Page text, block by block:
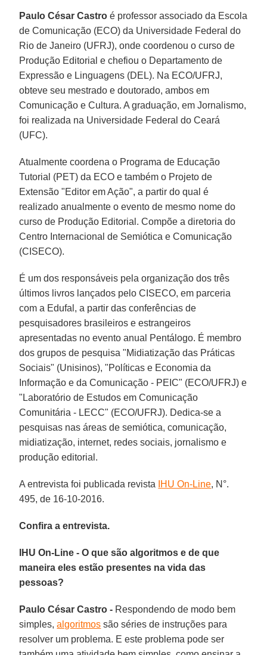
Paulo César Castro é professor associado da Escola
de Comunicação (ECO) da Universidade Federal do
Rio de Janeiro (UFRJ), onde coordenou o curso de
Produção Editorial e chefiou o Departamento de
Expressão e Linguagens (DEL). Na ECO/UFRJ,
obteve seu mestrado e doutorado, ambos em
Comunicação e Cultura. A graduação, em Jornalismo,
foi realizada na Universidade Federal do Ceará
(UFC).
Atualmente coordena o Programa de Educação
Tutorial (PET) da ECO e também o Projeto de
Extensão "Editor em Ação", a partir do qual é
realizado anualmente o evento de mesmo nome do
curso de Produção Editorial. Compõe a diretoria do
Centro Internacional de Semiótica e Comunicação
(CISECO).
É um dos responsáveis pela organização dos três
últimos livros lançados pelo CISECO, em parceria
com a Edufal, a partir das conferências de
pesquisadores brasileiros e estrangeiros
apresentadas no evento anual Pentálogo. É membro
dos grupos de pesquisa "Midiatização das Práticas
Sociais" (Unisinos), "Políticas e Economia da
Informação e da Comunicação - PEIC" (ECO/UFRJ) e
"Laboratório de Estudos em Comunicação
Comunitária - LECC" (ECO/UFRJ). Dedica-se a
pesquisas nas áreas de semiótica, comunicação,
midiatização, internet, redes sociais, jornalismo e
produção editorial.
A entrevista foi publicada revista IHU On-Line, N°.
495, de 16-10-2016.
Confira a entrevista.
IHU On-Line - O que são algoritmos e de que
maneira eles estão presentes na vida das
pessoas?
Paulo César Castro - Respondendo de modo bem
simples,algoritmos são séries de instruções para
resolver um problema. E este problema pode ser